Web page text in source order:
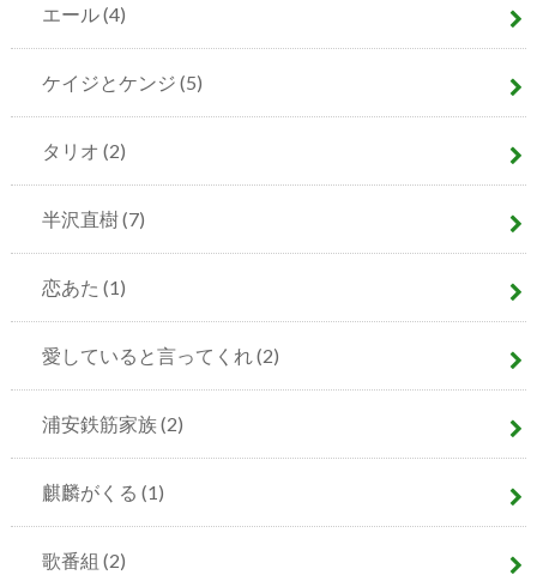
エール(4)
ケイジとケンジ (5)
タリオ (2)
半沢直樹(7)
恋あた (1)
愛していると言ってくれ (2)
浦安鉄筋家族(2)
麒麟がくる (1)
歌番組 (2)